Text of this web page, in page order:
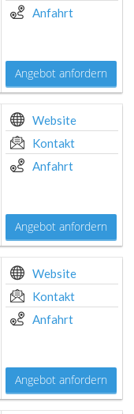
Anfahrt
Angebot anfordern
Website
Kontakt
Anfahrt
Angebot anfordern
Website
Kontakt
Anfahrt
Angebot anfordern